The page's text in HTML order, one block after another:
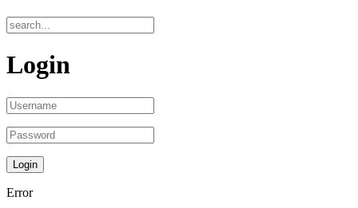
Login
Error